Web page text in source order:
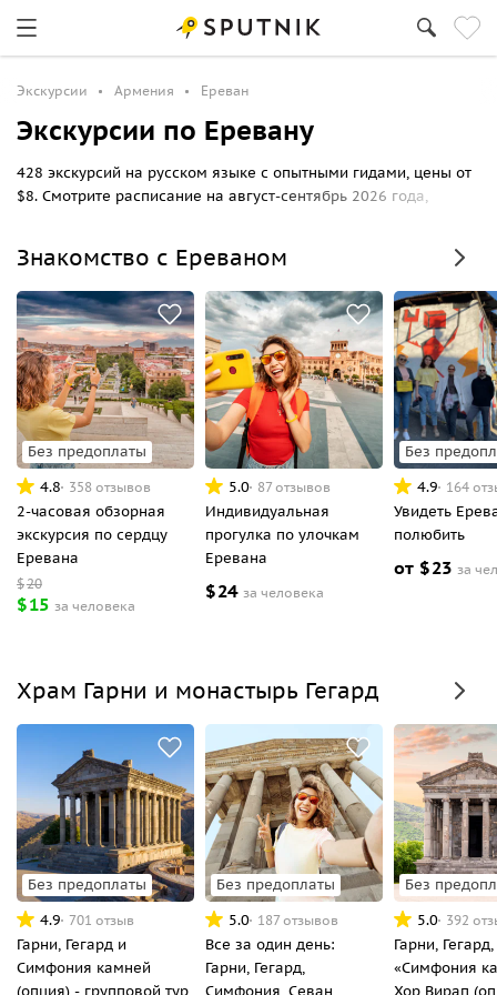
Экскурсии Армения Ереван
Экскурсии по Еревану
428 экскурсий на русском языке с опытными гидами, цены от
$8. Смотрите расписание на август-сентябрь 2026 года,
Знакомство с Ереваном
Без предоплаты
4.8 358 отзывов
2-часовая обзорная
экскурсия по сердцу
Еревана
$20
$15 за человека
5.0 87 отзывов
Индивидуальная
прогулка по улочкам
Еревана
$24 за человека
Без
4.9 164
Увидеть
полюбить
от $23 за
Храм Гарни и монастырь Гегард
Без предоплаты
4.9 701 отзыв
Гарни, Гегард и
Симфония камней
(опция) - групповой тур
Без предоплаты
5.0 187 отзывов
Все за один день:
Гарни, Гегард,
Симфония, Севан,
Без
5.0 392
Гарни, Гегард,
«Симфония
Хор Вирап